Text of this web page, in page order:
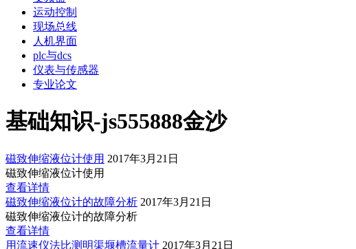
运动控制
现场总线
人机界面
plc与dcs
仪表与传感器
专业论文
基础知识-js555888金沙
磁致伸缩液位计使用 2017年3月21日
磁致伸缩液位计使用
查看详情
磁致伸缩液位计的故障分析 2017年3月21日
磁致伸缩液位计的故障分析
查看详情
用流速仪法比测明渠堰槽流量计 2017年3月21日